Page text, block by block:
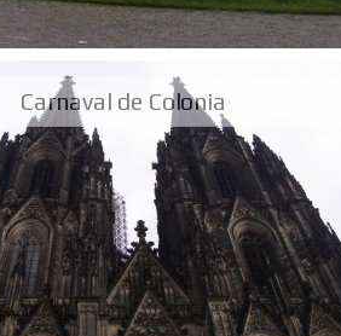
Carnaval de Colonia